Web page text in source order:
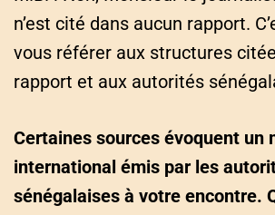
n’est cité dans aucun rapport.
vous référer aux structures
rapport et aux autorités
Certaines sources évoquent un
international émis par les
sénégalaises à votre encontre.